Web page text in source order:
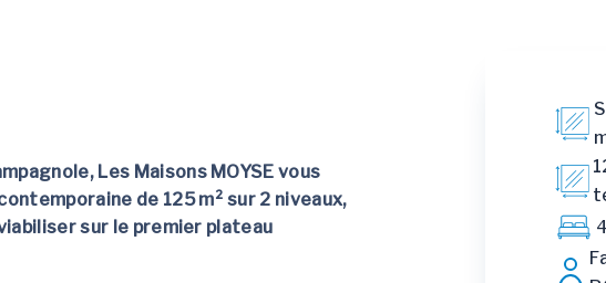
Les Maisons MOYSE vous
de 125 m² sur 2 niveaux,
sur le premier plateau